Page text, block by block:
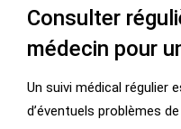
Consulter
médecin pour
Un suivi médical régulier
d’éventuels problèmes